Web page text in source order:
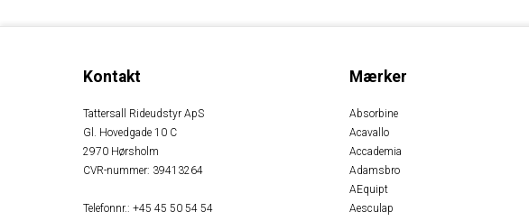
Kontakt
Tattersall Rideudstyr ApS
Gl. Hovedgade 10 C
2970 Hørsholm
CVR-nummer: 39413264
Telefonnr.: +45 45 50 54 54
Mærker
Absorbine
Acavallo
Accademia
Adamsbro
AEquipt
Aesculap